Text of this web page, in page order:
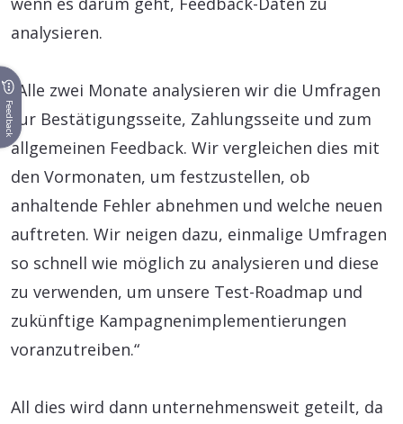
analysieren.
„Alle zwei Monate analysieren wir die Umfragen
zur Bestätigungsseite, Zahlungsseite und zum
allgemeinen Feedback. Wir vergleichen dies mit
den Vormonaten, um festzustellen, ob
anhaltende Fehler abnehmen und welche neuen
auftreten. Wir neigen dazu, einmalige Umfragen
so schnell wie möglich zu analysieren und diese
zu verwenden, um unsere Test-Roadmap und
zukünftige Kampagnenimplementierungen
voranzutreiben.“
All dies wird dann unternehmensweit geteilt, da
Feedback